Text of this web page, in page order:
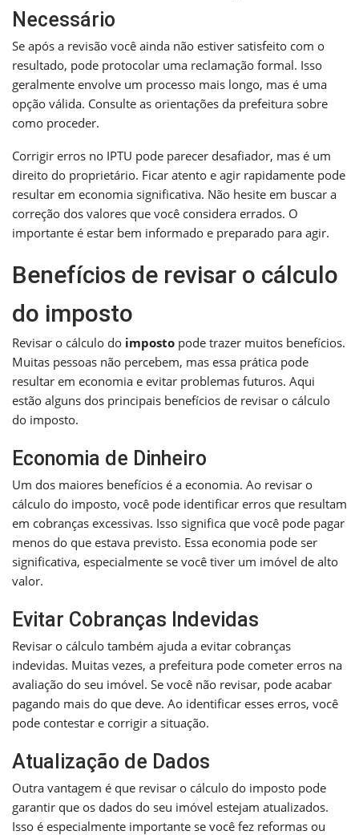
Necessário
Se após a revisão você ainda não estiver satisfeito com o
resultado, pode protocolar uma reclamação formal. Isso
geralmente envolve um processo mais longo, mas é uma
opção válida. Consulte as orientações da prefeitura sobre
como proceder.
Corrigir erros no IPTU pode parecer desafiador, mas é um
direito do proprietário. Ficar atento e agir rapidamente pode
resultar em economia significativa. Não hesite em buscar a
correção dos valores que você considera errados. O
importante é estar bem informado e preparado para agir.
Benefícios de revisar o cálculo
do imposto
Revisar o cálculo do imposto pode trazer muitos benefícios.
Muitas pessoas não percebem, mas essa prática pode
resultar em economia e evitar problemas futuros. Aqui
estão alguns dos principais benefícios de revisar o cálculo
do imposto.
Economia de Dinheiro
Um dos maiores benefícios é a economia. Ao revisar o
cálculo do imposto, você pode identificar erros que resultam
em cobranças excessivas. Isso significa que você pode pagar
menos do que estava previsto. Essa economia pode ser
significativa, especialmente se você tiver um imóvel de alto
valor.
Evitar Cobranças Indevidas
Revisar o cálculo também ajuda a evitar cobranças
indevidas. Muitas vezes, a prefeitura pode cometer erros na
avaliação do seu imóvel. Se você não revisar, pode acabar
pagando mais do que deve. Ao identificar esses erros, você
pode contestar e corrigir a situação.
Atualização de Dados
Outra vantagem é que revisar o cálculo do imposto pode
garantir que os dados do seu imóvel estejam atualizados.
Isso é especialmente importante se você fez reformas ou